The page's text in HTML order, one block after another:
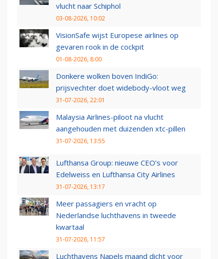
vlucht naar Schiphol
03-08-2026, 10:02
VisionSafe wijst Europese airlines op
gevaren rook in de cockpit
01-08-2026, 8:00
Donkere wolken boven IndiGo:
prijsvechter doet widebody-vloot weg
31-07-2026, 22:01
Malaysia Airlines-piloot na vlucht
aangehouden met duizenden xtc-pillen
31-07-2026, 13:55
Lufthansa Group: nieuwe CEO’s voor
Edelweiss en Lufthansa City Airlines
31-07-2026, 13:17
Meer passagiers en vracht op
Nederlandse luchthavens in tweede
kwartaal
31-07-2026, 11:57
Luchthavens Napels maand dicht voor